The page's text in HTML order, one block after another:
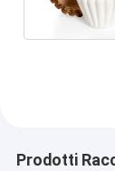
Prodotti